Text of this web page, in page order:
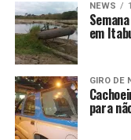
NEWS
em
GIRO DE
para